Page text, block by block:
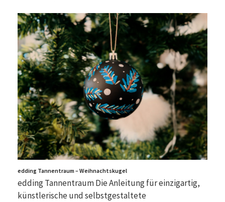
edding Tannentraum – Weihnachtskugel
edding Tannentraum Die Anleitung für einzigartig,
künstlerische und selbstgestaltete